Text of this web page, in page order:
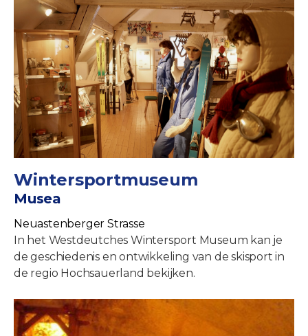
Wintersportmuseum
Musea
Neuastenberger Strasse
In het Westdeutches Wintersport Museum kan je
de geschiedenis en ontwikkeling van de skisport in
de regio Hochsauerland bekijken.